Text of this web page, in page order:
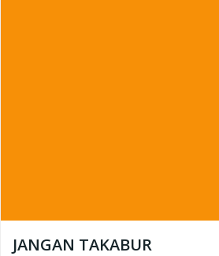
JANGAN TAKABUR